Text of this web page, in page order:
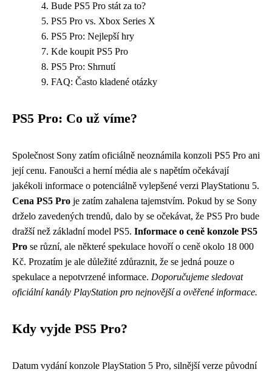
Bude PS5 Pro stát za to?
PS5 Pro vs. Xbox Series X
PS5 Pro: Nejlepší hry
Kde koupit PS5 Pro
PS5 Pro: Shrnutí
FAQ: Často kladené otázky
PS5 Pro: Co už víme?
Společnost Sony zatím oficiálně neoznámila konzoli PS5 Pro ani
její cenu. Fanoušci a herní média ale s napětím očekávají
jakékoli informace o potenciálně vylepšené verzi PlayStationu 5.
Cena PS5 Pro je zatím zahalena tajemstvím. Pokud by se Sony
drželo zavedených trendů, dalo by se očekávat, že PS5 Pro bude
dražší než základní model PS5. Informace o ceně konzole PS5
Pro se různí, ale některé spekulace hovoří o ceně okolo 18 000
Kč. Prozatím je ale důležité zdůraznit, že se jedná pouze o
spekulace a nepotvrzené informace. Doporučujeme sledovat
oficiální kanály PlayStation pro nejnovější a ověřené informace.
Kdy vyjde PS5 Pro?
Datum vydání konzole PlayStation 5 Pro, silnější verze původní